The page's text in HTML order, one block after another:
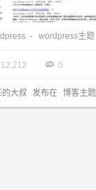
- wordpress主题
12,212  0
的大叔 发布在 博客主题